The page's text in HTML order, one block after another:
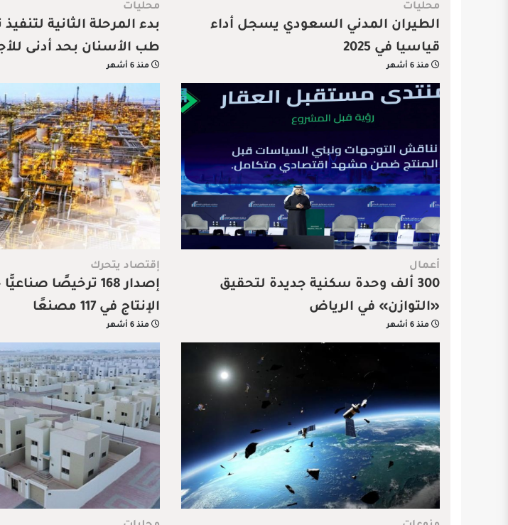
محليات
الطيران المدني السعودي يسجل أداء
قياسيا في 2025
منذ 6 أشهر
محليات
بدء المرحلة الثانية
طب الأسنان بحد أدنى للأجور 9 آلاف
منذ 6 أشهر
أعمال
300 ألف وحدة سكنية جديدة لتحقيق
«التوازن» في الرياض
منذ 6 أشهر
إقتصاد يتحرك
إصدار 168 ترخيصًا
الإنتاج في 117 مصنعًا
منذ 6 أشهر